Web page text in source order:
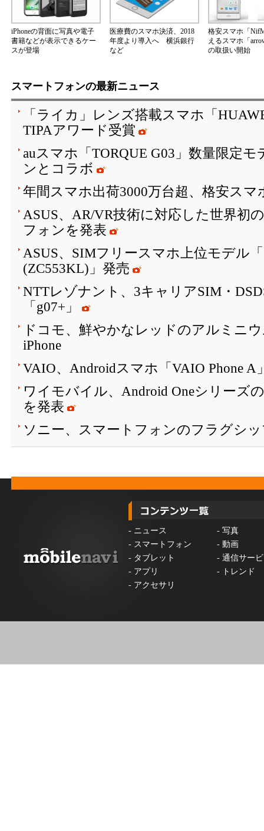
iPhoneの背面に写真や電子
書籍などが表示できるケー
スが登場
医療費のスマホ決済、2018
年度より導入へ 横浜銀行
など
格安スマホ「
えるスマホ「
の取扱い開始
スマートフォンの最新ニュース
「ライカ」レンズ搭載スマホ「
TIPAアワード受賞
auスマホ「TORQUE G03」数量限定
ンとコラボ
年間スマホ出荷3000万台超、格安スマ
ASUS、AR/VR技術に対応した世界初
フォンを発表
ASUS、SIMフリースマホ上位モデル「
(ZC553KL)」発売
NTTレゾナント、3キャリアSIM・
「g07+」
ドコモ、鮮やかなレッドのアルミニ
iPhone
VAIO、Androidスマホ「VAIO Phone A
ワイモバイル、Android Oneシリーズ
を発表
ソニー、スマートフォンのフラグシ
- ニュース - 写真
- スマートフォン - 動画
- タブレット - 通信サー
- アプリ -
トレンド
- アクセサリ